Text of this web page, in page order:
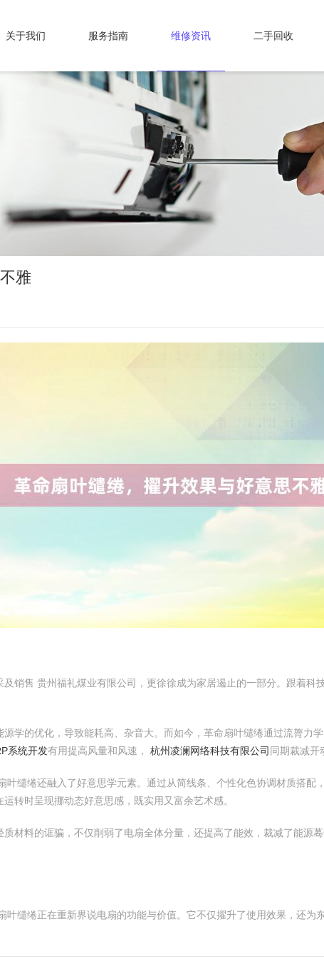
关于我们 服务指南 维修资讯 二手回收
雅
销售 贵州福礼煤业有限公司，更徐徐成为家居遏止的一部分。跟着科
学的优化，导致能耗高、杂音大。而如今，革命扇叶缱绻通过流膂力学
系统开发有用提高风量和风速， 杭州凌澜网络科技有限公司 同期裁减开
叶缱绻还融入了好意思学元素。通过从简线条、个性化色协调材质搭
转时呈现挪动态好意思感，既实用又富余艺术感。
材料的诓骗，不仅削弱了电扇全体分量，还提高了能效，裁减了能源
缱绻正在重新界说电扇的功能与价值。它不仅擢升了使用效果，还